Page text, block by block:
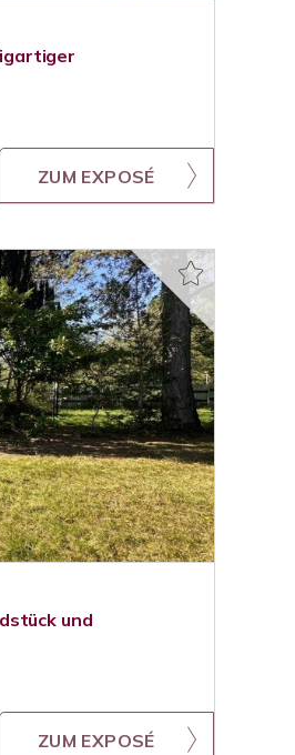
ZUM EXPOSÉ
und
ZUM EXPOSÉ